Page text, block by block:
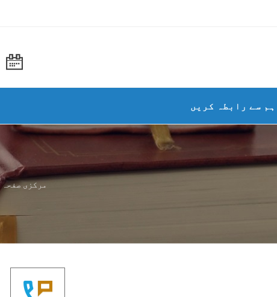
ہم سے رابطہ کریں
مرکزی صفحہ